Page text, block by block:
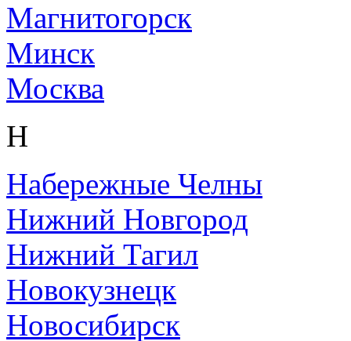
Магнитогорск
Минск
Москва
Н
Набережные Челны
Нижний Новгород
Нижний Тагил
Новокузнецк
Новосибирск